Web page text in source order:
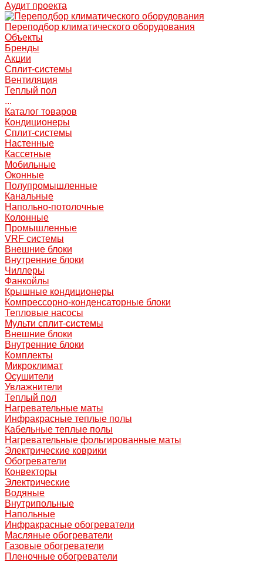
Аудит проекта
Переподбор климатического оборудования
Объекты
Бренды
Акции
Сплит-системы
Вентиляция
Теплый пол
...
Каталог товаров
Кондиционеры
Сплит-системы
Настенные
Кассетные
Мобильные
Оконные
Полупромышленные
Канальные
Напольно-потолочные
Колонные
Промышленные
VRF системы
Внешние блоки
Внутренние блоки
Чиллеры
Фанкойлы
Крышные кондиционеры
Компрессорно-конденсаторные блоки
Тепловые насосы
Мульти сплит-системы
Внешние блоки
Внутренние блоки
Комплекты
Микроклимат
Осушители
Увлажнители
Теплый пол
Нагревательные маты
Инфракрасные теплые полы
Кабельные теплые полы
Нагревательные фольгированные маты
Электрические коврики
Обогреватели
Конвекторы
Электрические
Водяные
Внутрипольные
Напольные
Инфракрасные обогреватели
Масляные обогреватели
Газовые обогреватели
Пленочные обогреватели